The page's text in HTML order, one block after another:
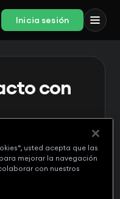
Inicia sesión
con
usted acepta que las
mejorar la navegación
con nuestros